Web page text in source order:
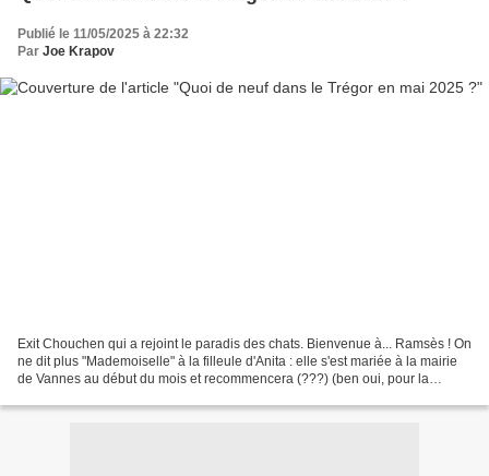
Publié le 11/05/2025 à 22:32
Par Joe Krapov
Exit Chouchen qui a rejoint le paradis des chats. Bienvenue à... Ramsès ! On
ne dit plus "Mademoiselle" à la filleule d'Anita : elle s'est mariée à la mairie
de Vannes au début du mois et recommencera (???) (ben oui, pour la